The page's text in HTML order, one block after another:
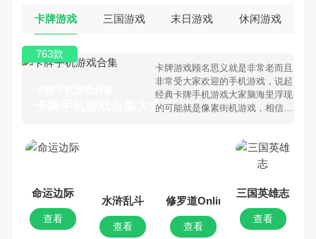
卡牌游戏 三国游戏 末日游戏 休闲游戏
卡牌手机游戏合集大全 >
卡牌游戏顾名思义就是非常老而且
非常受大家欢迎的手机游戏，说起
经典卡牌手机游戏大家脑海里浮现
的可能就是像素街机游戏，相信很
牌手机游戏有哪些呢？游戏今天，
乐途下载站小编芒果味的怪咖给大
集，欢迎大家前来选择下载体验
763款
命运边际
查看
水浒乱斗
查看
修罗道Online
查看
三国英雄志
查看